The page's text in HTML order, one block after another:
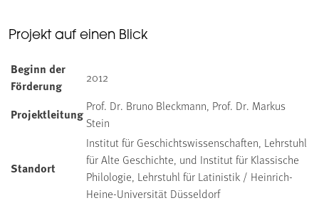
Projekt auf einen Blick
Beginn der
Förderung
2012
Projektleitung
Prof. Dr. Bruno Bleckmann, Prof. Dr. Markus
Stein
Standort
Institut für Geschichtswissenschaften, Lehrstuhl
für Alte Geschichte, und Institut für Klassische
Philologie, Lehrstuhl für Latinistik / Heinrich-
Heine-Universität Düsseldorf